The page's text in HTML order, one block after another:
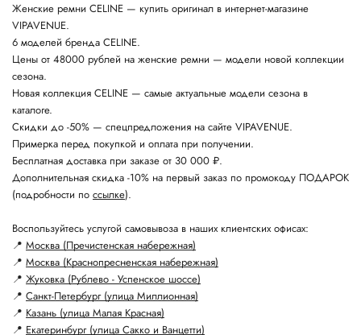
Женские ремни CELINE — купить оригинал в интернет-магазине
VIPAVENUE.
6 моделей бренда CELINE.
Цены от 48000 рублей на женские ремни — модели новой коллекции
сезона.
Новая коллекция CELINE — самые актуальные модели сезона в
каталоге.
Скидки до -50% — спецпредложения на сайте VIPAVENUE.
Примерка перед покупкой и оплата при получении.
Бесплатная доставка при заказе от 30 000 ₽.
Дополнительная скидка -10% на первый заказ по промокоду ПОДАРОК
(подробности по ссылке).
Воспользуйтесь услугой самовывоза в наших клиентских офисах:
📍 Москва (Пречистенская набережная)
📍 Москва (Краснопресненская набережная)
📍 Жуковка (Рублево - Успенское шоссе)
📍 Санкт-Петербург (улица Миллионная)
📍 Казань (улица Малая Красная)
📍 Екатеринбург (улица Сакко и Ванцетти)